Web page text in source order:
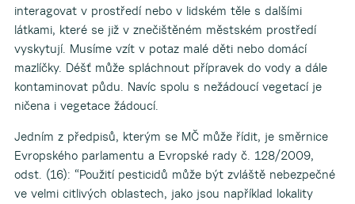
interagovat v prostředí nebo v lidském těle s dalšími
látkami, které se již v znečištěném městském prostředí
vyskytují. Musíme vzít v potaz malé děti nebo domácí
mazlíčky. Déšť může spláchnout přípravek do vody a dále
kontaminovat půdu. Navíc spolu s nežádoucí vegetací je
ničena i vegetace žádoucí.
Jedním z předpisů, kterým se MČ může řídit, je směrnice
Evropského parlamentu a Evropské rady č. 128/2009,
odst. (16): “Použití pesticidů může být zvláště nebezpečné
ve velmi citlivých oblastech, jako jsou například lokality